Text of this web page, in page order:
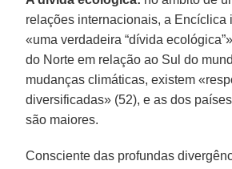
relações internacionais, a Encíclica
«uma verdadeira “dívida
do Norte em relação ao Sul do
mudanças climáticas, existem
diversificadas» (52), e as dos
são maiores.
Consciente das profundas